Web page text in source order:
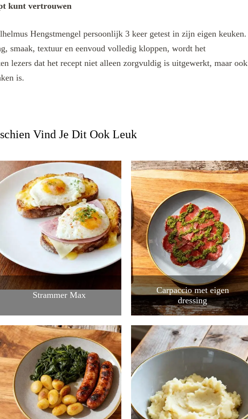
kunt vertrouwen
Hengstmengel persoonlijk 3 keer getest in zijn eigen keuken.
smaak, textuur en eenvoud volledig kloppen, wordt het
lezers dat het recept niet alleen zorgvuldig is uitgewerkt, maar ook
is.
Vind Je Dit Ook Leuk
Strammer Max
Carpaccio met eigen
dressing